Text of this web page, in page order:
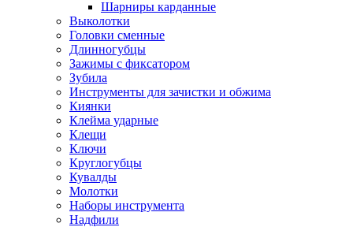
Шарниры карданные
Выколотки
Головки сменные
Длинногубцы
Зажимы с фиксатором
Зубила
Инструменты для зачистки и обжима
Киянки
Клейма ударные
Клещи
Ключи
Круглогубцы
Кувалды
Молотки
Наборы инструмента
Надфили